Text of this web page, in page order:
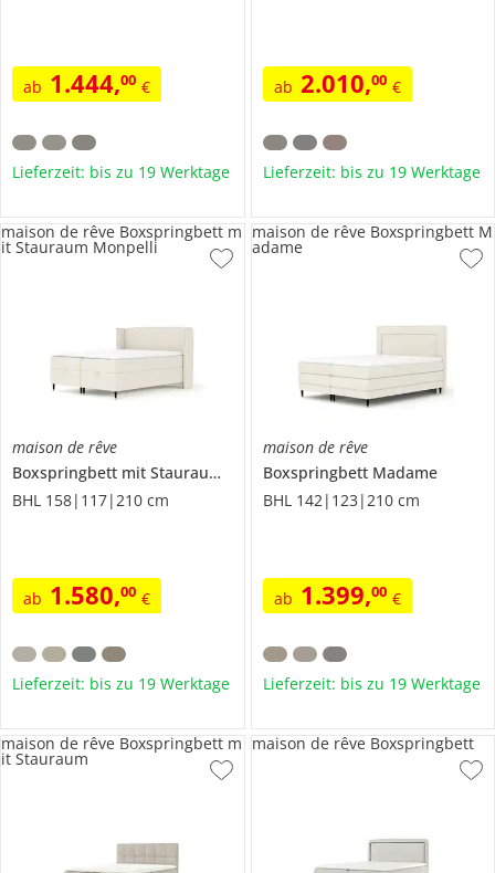
ab 1.444,00 €
Lieferzeit: bis zu 19 Werktage
ab 2.010,00 €
Lieferzeit: bis zu 19 Werktage
maison de rêve
Boxspringbett mit Stauraum
Monpelli
BHL 158|117|210 cm
ab 1.580,00 €
maison de rêve Boxspringbett m
it Stauraum Monpelli
Lieferzeit: bis zu 19 Werktage
maison de rêve
Boxspringbett Madame
BHL 142|123|210 cm
ab 1.399,00 €
maison de rêve Boxspringbett M
adame
Lieferzeit: bis zu 19 Werktage
maison de rêve Boxspringbett m
it Stauraum
maison de rêve Boxspringbett